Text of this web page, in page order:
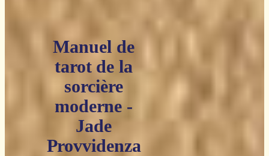
Manuel de
tarot de la
sorcière
moderne -
Jade
Provvidenza